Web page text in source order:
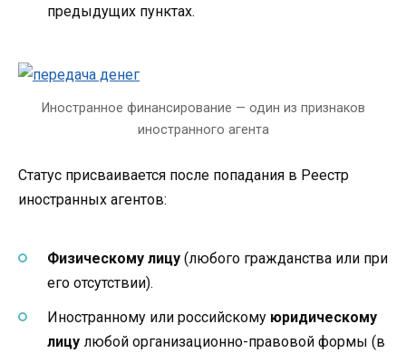
предыдущих пунктах.
Иностранное финансирование — один из признаков
иностранного агента
Статус присваивается после попадания в Реестр
иностранных агентов:
Физическому лицу (любого гражданства или при
его отсутствии).
Иностранному или российскому юридическому
лицу любой организационно-правовой формы (в